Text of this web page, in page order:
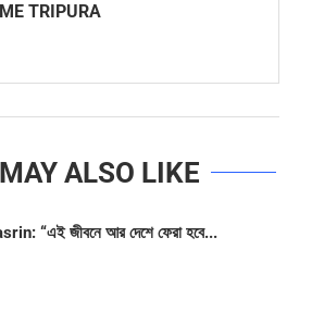
TRIPURA
ALSO LIKE
“এই জীবনে আর দেশে ফেরা হবে...